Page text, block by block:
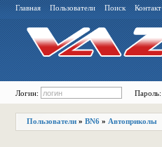
Главная Пользователи Поиск Контакт
Логин: Пароль:
Пользователи » BN6 » Автоприколы